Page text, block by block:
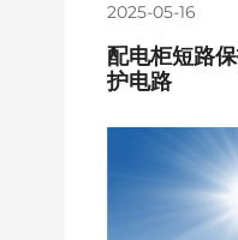
2025-05-16
配电柜短路
护电路